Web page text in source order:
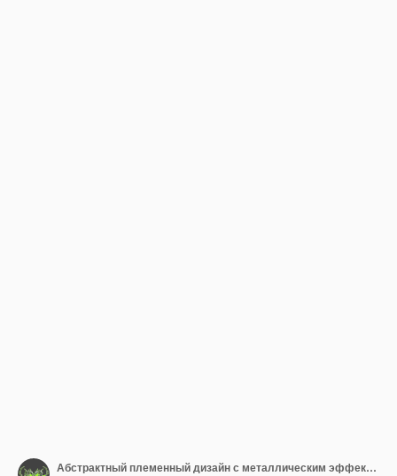
Абстрактный племенный дизайн с металлическим эффектом